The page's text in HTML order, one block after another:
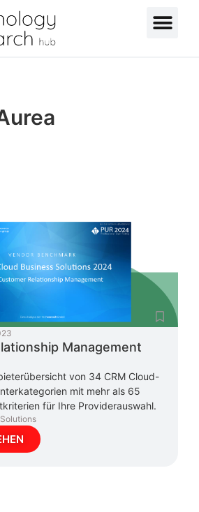
Management
von 34 CRM Cloud-
mit mehr als 65
für Ihre Providerauswahl.